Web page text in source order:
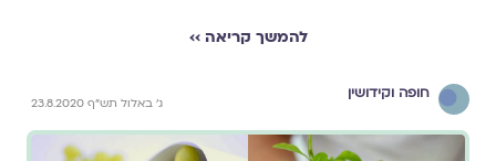
להמשך קריאה ››
חופה וקידושין
ג' באלול תש"ף 23.8.2020